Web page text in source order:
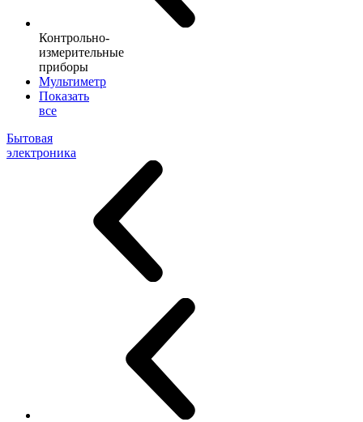
Контрольно-
измерительные
приборы
Мультиметр
Показать
все
Бытовая
электроника